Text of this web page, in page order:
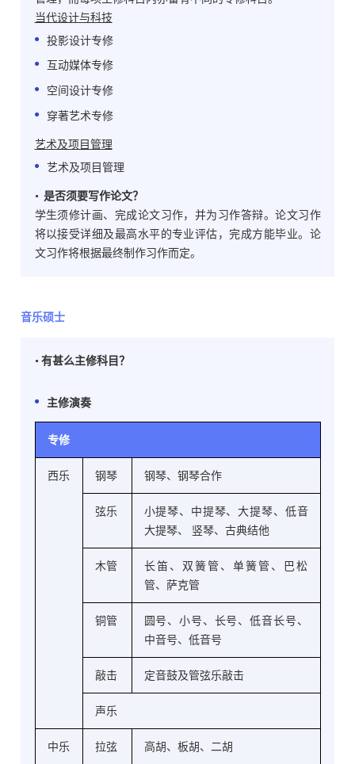
当代设计与科技
投影设计专修
互动媒体专修
空间设计专修
穿著艺术专修
艺术及项目管理
艺术及项目管理
• 是否须要写作论文？
学生须修计画、完成论文习作，并为习作答辩。论文习作
将以接受详细及最高水平的专业评估，完成方能毕业。论
文习作将根据最终制作习作而定。
音乐硕士
• 有甚么主修科目？
主修演奏
专修
西乐 钢琴 钢琴、钢琴合作
弦乐
小提琴、中提琴、大提琴、低音
大提琴、 竖琴、古典结他
木管
长笛、双簧管、单簧管、巴松
管、萨克管
铜管
圆号、小号、长号、低音长号、
中音号、低音号
敲击 定音鼓及管弦乐敲击
声乐
中乐 拉弦 高胡、板胡、二胡